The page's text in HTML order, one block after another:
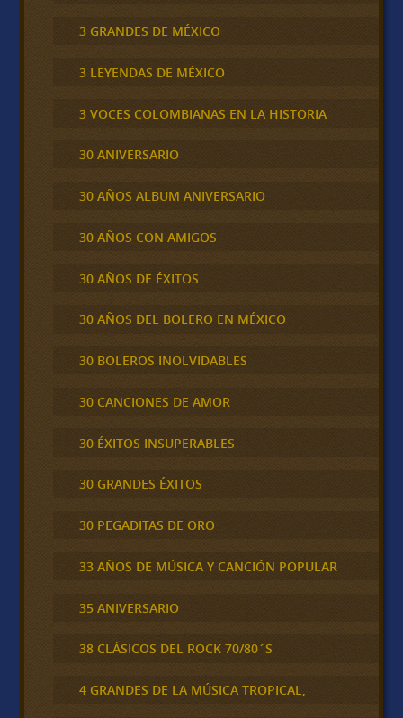
3 GRANDES DE MÉXICO
3 LEYENDAS DE MÉXICO
3 VOCES COLOMBIANAS EN LA HISTORIA
30 ANIVERSARIO
30 AÑOS ALBUM ANIVERSARIO
30 AÑOS CON AMIGOS
30 AÑOS DE ÉXITOS
30 AÑOS DEL BOLERO EN MÉXICO
30 BOLEROS INOLVIDABLES
30 CANCIONES DE AMOR
30 ÉXITOS INSUPERABLES
30 GRANDES ÉXITOS
30 PEGADITAS DE ORO
33 AÑOS DE MÚSICA Y CANCIÓN POPULAR
35 ANIVERSARIO
38 CLÁSICOS DEL ROCK 70/80´S
4 GRANDES DE LA MÚSICA TROPICAL,